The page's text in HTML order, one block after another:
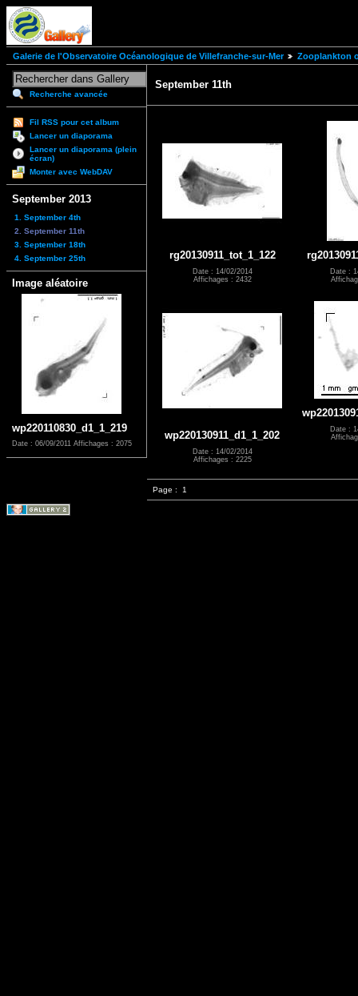
Galerie de l'Observatoire Océanologique de Villefranche-sur-Mer Zooplankton
Recherche avancée
Fil RSS pour cet album
Lancer un diaporama
Lancer un diaporama (plein
écran)
Monter avec WebDAV
September 2013
1. September 4th
2. September 11th
3. September 18th
4. September 25th
Image aléatoire
wp220110830_d1_1_219
Date : 06/09/2011 Affichages : 2075
September 11th
rg20130911_tot_1_122
Date : 14/02/2014
Affichages : 2432
Date :
wp220130911_d1_1_202
Date : 14/02/2014
Affichages : 2225
Date :
Page : 1